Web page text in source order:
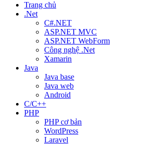
Trang chủ
.Net
C#.NET
ASP.NET MVC
ASP.NET WebForm
Công nghệ .Net
Xamarin
Java
Java base
Java web
Android
C/C++
PHP
PHP cơ bản
WordPress
Laravel